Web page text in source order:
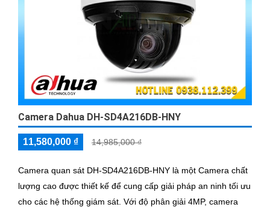
Camera Dahua DH-SD4A216DB-HNY
11,580,000 ₫ 14,985,000 ₫
Camera quan sát DH-SD4A216DB-HNY là một Camera chất
lượng cao được thiết kế để cung cấp giải pháp an ninh tối ưu
cho các hệ thống giám sát. Với độ phân giải 4MP, camera